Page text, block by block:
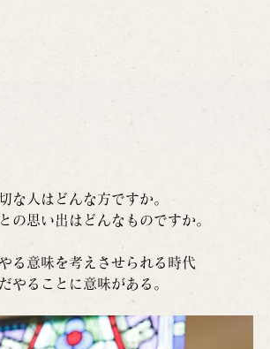
な人はどんな方ですか。
の思い出はどんなものですか。
る意味を考えさせられる時代
やることに意味がある。